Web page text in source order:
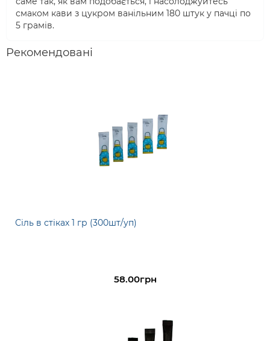
смаком кави з цукром ванільним 180 штук у пачці по
5 грамів.
Рекомендовані
Сіль в стіках 1 гр (300шт/уп)
58.00грн